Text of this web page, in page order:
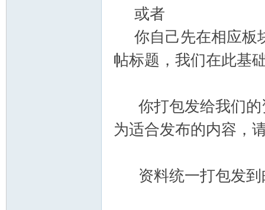
或者
你自己先在相应板
帖标题，我们在此基
你打包发给我们的
为适合发布的内容，
资料统一打包发到